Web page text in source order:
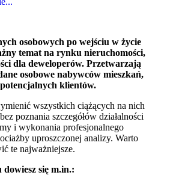
osobowych po wejściu w życie
temat na rynku nieruchomości,
dla deweloperów. Przetwarzają
osobowe nabywców mieszkań,
klientów.
wszystkich ciążących na nich
poznania szczegółów działalności
i wykonania profesjonalnego
uproszczonej analizy. Warto
te najważniejsze.
dowiesz się m.in.: